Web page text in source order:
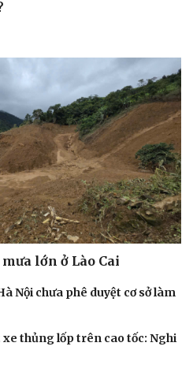
lớn ở Lào Cai
Nội chưa phê duyệt cơ sở làm
thủng lốp trên cao tốc: Nghi